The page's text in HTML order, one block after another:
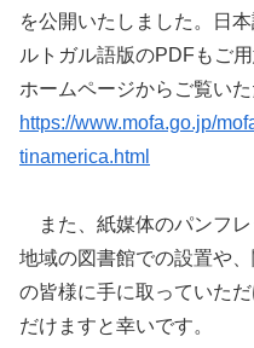
を公開いたしました。日
ルトガル語版のPDFもご
ホームページからご覧いた
https://www.mofa.go.jp/
tinamerica.html
また、紙媒体のパンフ
地域の図書館での設置や
の皆様に手に取っていた
だけますと幸いです。